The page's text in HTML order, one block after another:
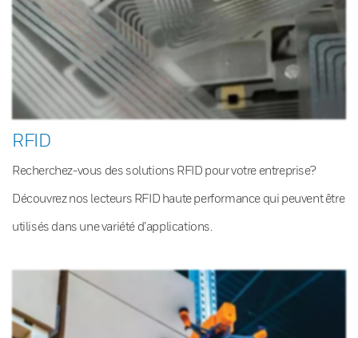
RFID
Recherchez-vous des solutions RFID pour votre entreprise?
Découvrez nos lecteurs RFID haute performance qui peuvent être
utilisés dans une variété d’applications.